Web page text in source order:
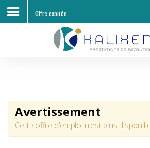
Entreprises
Candidats
Offres d'emploi
Offre expirée
Avertissement
Cette offre d'emploi n'est plus